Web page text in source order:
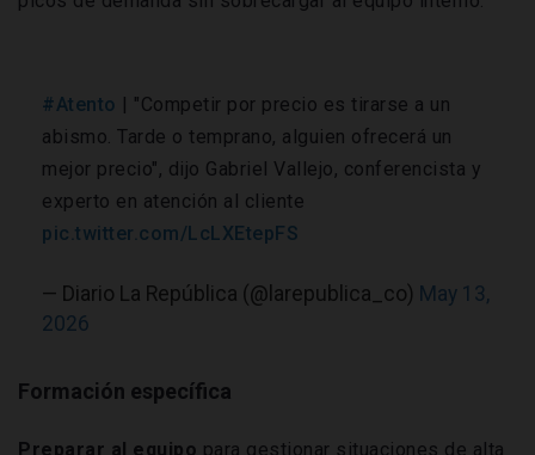
#Atento | "Competir por precio es tirarse a un
abismo. Tarde o temprano, alguien ofrecerá un
mejor precio", dijo Gabriel Vallejo, conferencista y
experto en atención al cliente
pic.twitter.com/LcLXEtepFS
— Diario La República (@larepublica_co) May 13,
2026
Formación específica
Preparar al equipo para gestionar situaciones de alta